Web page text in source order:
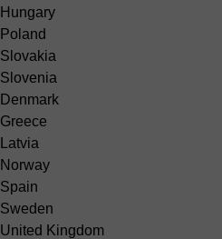
Hungary
Poland
Slovakia
Slovenia
Denmark
Greece
Latvia
Norway
Spain
Sweden
United Kingdom